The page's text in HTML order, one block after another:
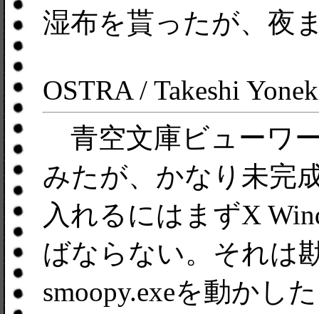
湿布を貰ったが、夜
OSTRA / Takeshi
青空文庫ビューワ
みたが、かなり未完
入れるにはまずX
ばならない。それは
smoopy.exeを動かし